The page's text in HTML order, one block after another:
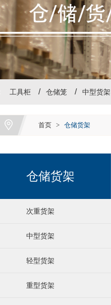
工具柜 仓储笼 中型货架
首页 > 仓储货架
仓储货架
次重货架
中型货架
轻型货架
重型货架